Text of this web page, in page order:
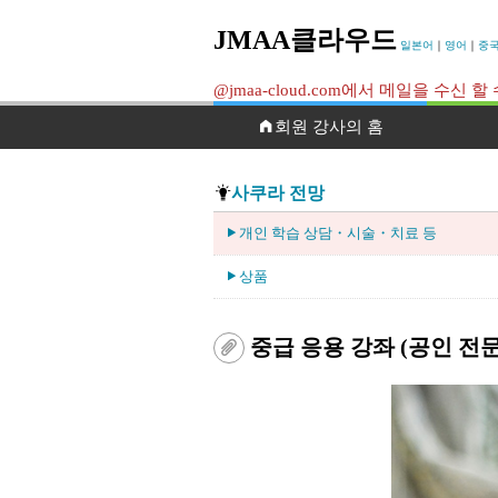
JMAA클라우드 일본어 ｜ 영어 ｜ 중
@jmaa-cloud.com에서 메일을 수신
회원 강사의 홈
사쿠라 전망
개인 학습 상담・시술・치료 등
상품
중급 응용 강좌 (공인 전